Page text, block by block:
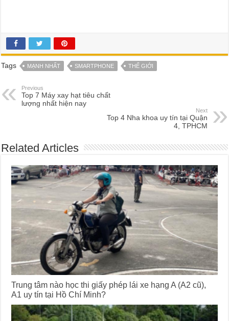
Tags MẠNH NHẤT SMARTPHONE THẾ GIỚI
Previous
Top 7 Máy xay hạt tiêu chất
lượng nhất hiện nay
Next
Top 4 Nha khoa uy tín tại Quận
4, TPHCM
Related Articles
Trung tâm nào học thi giấy phép lái xe hạng A (A2 cũ),
A1 uy tín tại Hồ Chí Minh?